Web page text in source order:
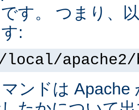
す。 つまり、
:
ンドは Apache